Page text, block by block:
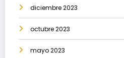
diciembre 2023
octubre 2023
mayo 2023